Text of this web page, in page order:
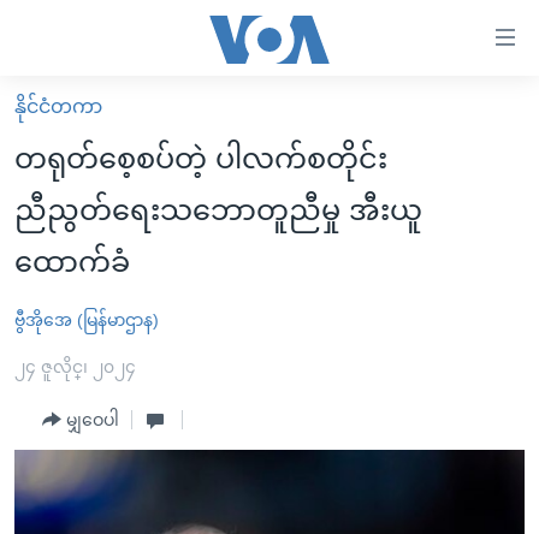
လွယ်ကူ
စေ
သည့်
Link
များ
ပင်မ
သို့
ကျော်
ကြည့်
ရန်
ပင်မ
မူလစာမျက်နှာ
မြန်မာ
ကမ္ဘာ့သတင်းများ
နိုင်ငံတကာ
အစ္စရေး-ပါလက်စတိုင်း
ဗွီဒီယို
အင်္ဂလိပ်စာလေ့လာမယ်
အမေရိကန်သုံးအီဒီယံ
မကြေးမုံရဲ့ အင်္ဂလိပ်စာ
ရုပ်ရှင်ထဲက အင်္ဂလိပ်စာ
အပတ်စဉ်ကဏ္ဍများ
ရေဒီယို
တီဗွီ
ရေဒီယိုနှင့်ရုပ်သံ အချက်အလက်များ
ရေဒီယို/တီဗွီအစီအစဉ်
နိုင်ငံတကာ
တရုတ်စေ့စပ်တဲ့ ပါလက်စတိုင်း
ညီညွတ်ရေးသဘောတူညီမှု အီးယူ
ထောက်ခံ
ဗွီအိုအေ (မြန်မာဌာန)
၂၄ ဇူလိုင္၊ ၂၀၂၄
မျှဝေပါ